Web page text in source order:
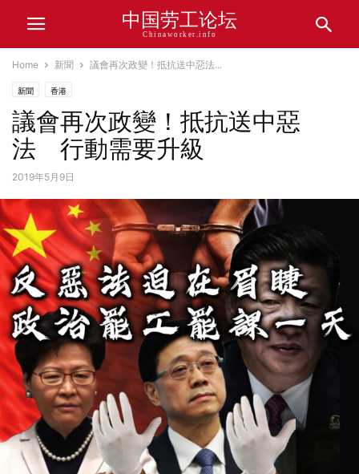
中国劳工论坛
Chinaworker.info
Home 新聞 議會再次政變！抵抗送中惡法...
新聞 香港
議會再次政變！抵抗送中惡
法 行動需要升級
2019年5月9日